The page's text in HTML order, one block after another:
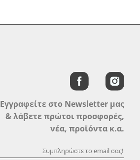
Εγγραφείτε στο Newsletter μας
& λάβετε πρώτοι προσφορές,
νέα, προϊόντα κ.α.